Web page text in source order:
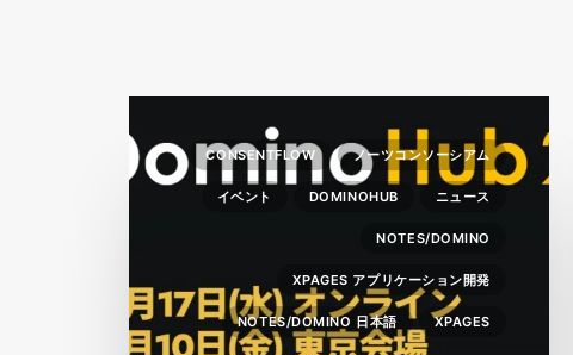
CONSENTFLOW ノーツコンソーシアム
イベント DOMINOHUB ニュース
NOTES/DOMINO
XPAGES アプリケーション開発
NOTES/DOMINO 日本語 XPAGES